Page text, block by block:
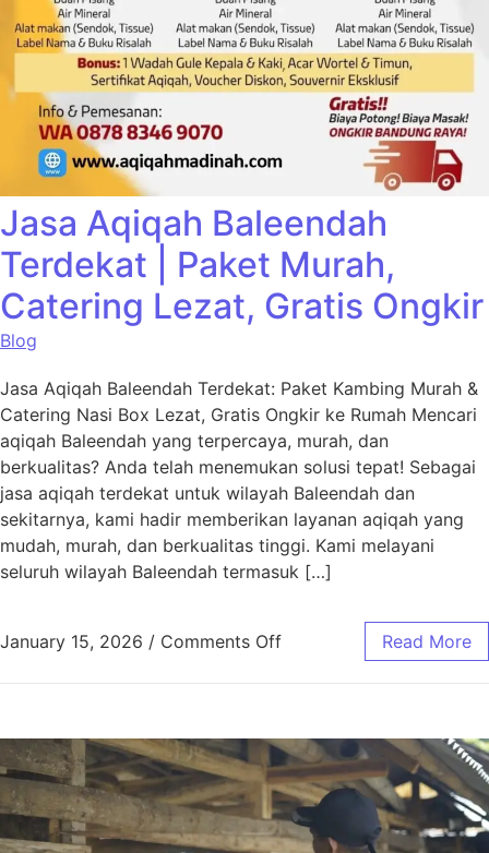
Jasa Aqiqah Baleendah
Terdekat | Paket Murah,
Catering Lezat, Gratis Ongkir
Blog
Jasa Aqiqah Baleendah Terdekat: Paket Kambing Murah &
Catering Nasi Box Lezat, Gratis Ongkir ke Rumah Mencari
aqiqah Baleendah yang terpercaya, murah, dan
berkualitas? Anda telah menemukan solusi tepat! Sebagai
jasa aqiqah terdekat untuk wilayah Baleendah dan
sekitarnya, kami hadir memberikan layanan aqiqah yang
mudah, murah, dan berkualitas tinggi. Kami melayani
seluruh wilayah Baleendah termasuk […]
January 15, 2026 / Comments Off Read More